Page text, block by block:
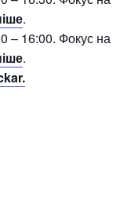
.
– 16:00. Фокус на
.